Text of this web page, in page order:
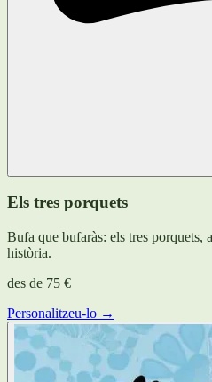
Els tres porquets
Bufa que bufaràs: els tres porquets,
història.
des de 75 €
Personalitzeu-lo →